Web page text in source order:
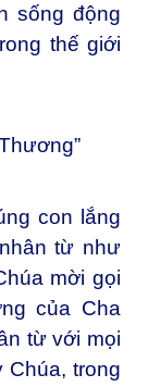
sống động
thế giới
con lắng
từ như
mời gọi
của Cha
từ với mọi
trong